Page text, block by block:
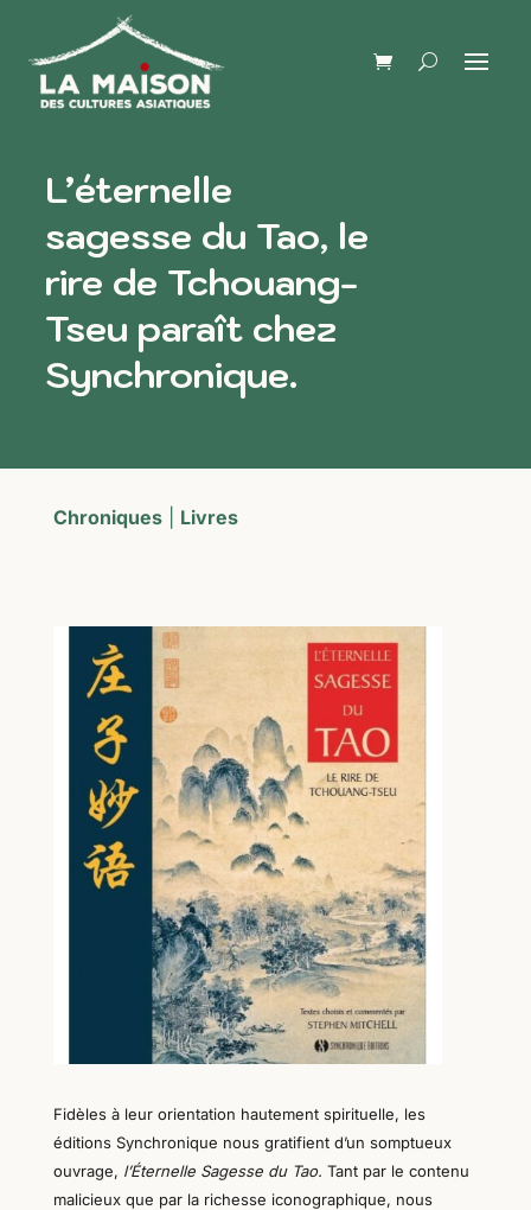
L’éternelle
sagesse du Tao, le
rire de Tchouang-
Tseu paraît chez
Synchronique.
Chroniques| Livres
Fidèles à leur orientation hautement spirituelle, les
éditions Synchronique nous gratifient d’un somptueux
ouvrage, l’Éternelle Sagesse du Tao. Tantpar le contenu
malicieuxque par la richesse iconographique, nous